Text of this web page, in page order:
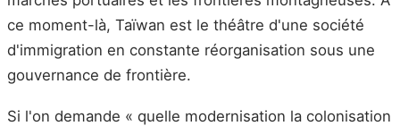
ce moment-là, Taïwan est le théâtre d'une société
d'immigration en constante réorganisation sous une
gouvernance de frontière.
Si l'on demande « quelle modernisation la colonisation